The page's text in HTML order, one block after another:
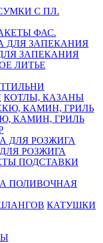
С ПЛ.
ФАС.
ЗАПЕКАНИЯ
ЛИТЬЕ
КОТЛЫ, КАЗАНЫ
КАМИН, ГРИЛЬ
РОЗЖИГА
ПОДСТАВКИ
ПОЛИВОЧНАЯ
КАТУШКИ